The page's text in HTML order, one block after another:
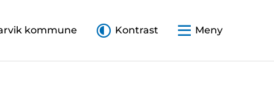
kommune Kontrast Meny